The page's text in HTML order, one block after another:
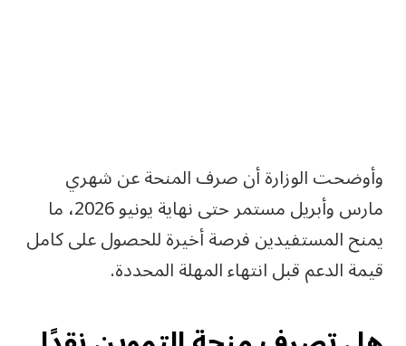
وأوضحت الوزارة أن صرف المنحة عن شهري
مارس وأبريل مستمر حتى نهاية يونيو 2026، ما
يمنح المستفيدين فرصة أخيرة للحصول على كامل
قيمة الدعم قبل انتهاء المهلة المحددة.